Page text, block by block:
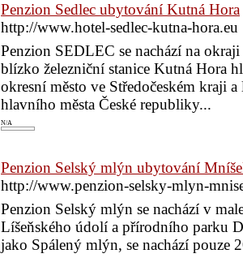
Penzion Sedlec ubytování Kutná Hora
http://www.hotel-sedlec-kutna-hora.eu
Penzion SEDLEC se nachází na
blízko železniční stanice Kutná Hora
okresní město ve Středočeském kraji
hlavního města České republiky...
N/A
Penzion Selský mlýn ubytování
http://www.penzion-selsky-mlyn-
Penzion Selský mlýn se nachází v
Líšeňského údolí a přírodního parku
jako Spálený mlýn, se nachází pouze